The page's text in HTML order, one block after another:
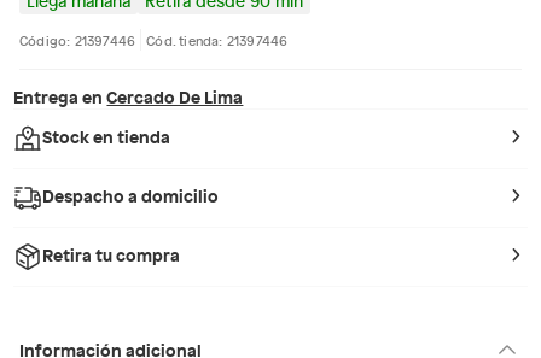
Código: 21397446 Cód. tienda: 21397446
Entrega en Cercado De Lima
Stock en tienda
Despacho a domicilio
Retira tu compra
Información adicional